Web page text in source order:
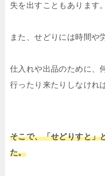
失を出すこともあります。
また、せどりには時間や
仕入れや出品のために、
行ったり来たりしなけれ
そこで、「せどりすと」
た。